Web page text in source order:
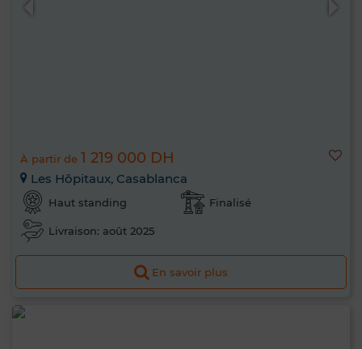
À partir de 1 219 000 DH
Les Hôpitaux, Casablanca
Haut standing Finalisé
Livraison: août 2025
En savoir plus